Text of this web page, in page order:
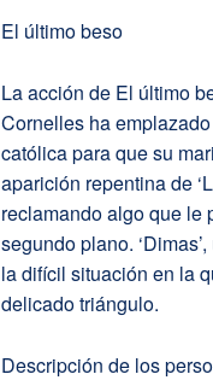
El último beso
La acción de El último
Cornelles ha emplazado
católica para que su
aparición repentina de
reclamando algo que le
segundo plano.
la difícil situación en la
delicado triángulo.
Descripción de los